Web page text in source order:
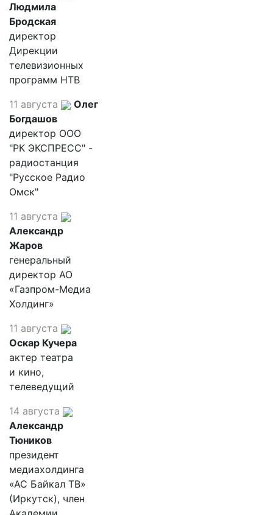
Людмила
Бродская
директор
Дирекции
телевизионных
программ НТВ
11 августа
Олег
Богдашов
директор ООО
"РК ЭКСПРЕСС" -
радиостанция
"Русское Радио
Омск"
11 августа
Александр
Жаров
генеральный
директор АО
«Газпром-Медиа
Холдинг»
11 августа
Оскар Кучера
актер театра
и кино,
телеведущий
14 августа
Александр
Тюников
президент
медиахолдинга
«АС Байкал ТВ»
(Иркутск), член